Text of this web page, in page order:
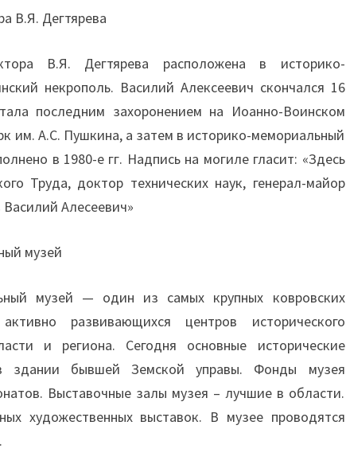
В.Я. Дегтярева
В.Я. Дегтярева расположена в историко-
некрополь. Василий Алексеевич скончался 16
последним захоронением на Иоанно-Воинском
им. А.С. Пушкина, а затем в историко-мемориальный
в 1980-е гг. Надпись на могиле гласит: «Здесь
Труда, доктор технических наук, генерал-майор
Алесеевич»
музей
музей — один из самых крупных ковровских
развивающихся центров исторического
и региона. Сегодня основные исторические
здании бывшей Земской управы. Фонды музея
Выставочные залы музея – лучшие в области.
художественных выставок. В музее проводятся